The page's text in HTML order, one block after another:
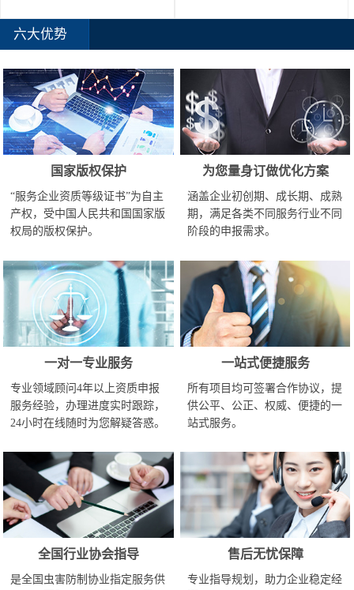
六大优势
国家版权保护
“服务企业资质等级证书”为自主
产权，受中国人民共和国国家版
权局的版权保护。
为您量身订做优化方案
涵盖企业初创期、成长期、成熟
期，满足各类不同服务行业不同
阶段的申报需求。
一对一专业服务
专业领域顾问4年以上资质申报
服务经验，办理进度实时跟踪，
24小时在线随时为您解疑答惑。
一站式便捷服务
所有项目均可签署合作协议，提
供公平、公正、权威、便捷的一
站式服务。
全国行业协会指导
是全国虫害防制协业指定服务供
售后无忧保障
专业指导规划，助力企业稳定经